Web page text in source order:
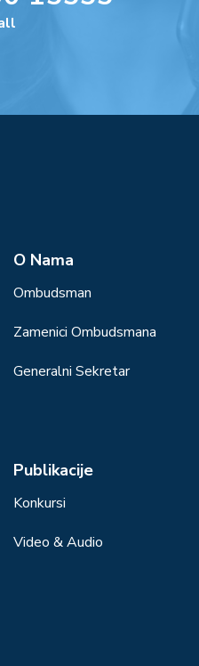
О Nama
Ombudsman
Zamenici Ombudsmana
Generalni Sekretar
Publikacije
Konkursi
Video & Audio